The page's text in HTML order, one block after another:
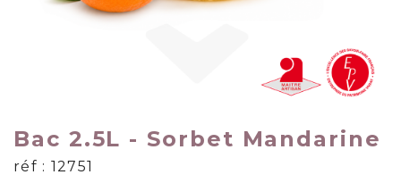
Bac 2.5L - Sorbet Mandarine
réf : 12751